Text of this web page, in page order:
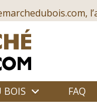
BOIS FAQ